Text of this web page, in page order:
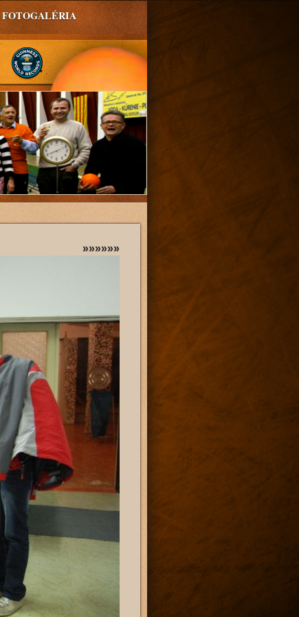
FOTOGALÉRIA
»»»»»»